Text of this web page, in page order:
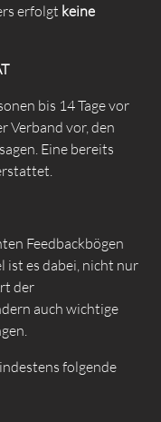
erfolgt keine
bis 14 Tage vor
Verband vor, den
Eine bereits
Feedbackbögen
ist es dabei, nicht nur
der
auch wichtige
folgende